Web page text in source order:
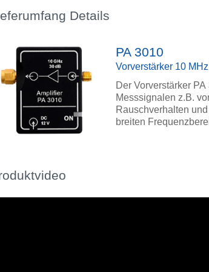
Details
PA 3010
Vorverstärker 10
Der Vorverstärker
Messsignalen z.B.
Rauschverhalten
breiten